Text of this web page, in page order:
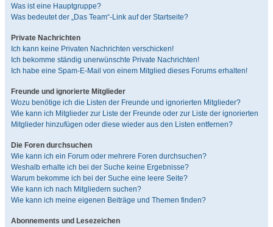
Was ist eine Hauptgruppe?
Was bedeutet der „Das Team“-Link auf der Startseite?
Private Nachrichten
Ich kann keine Privaten Nachrichten verschicken!
Ich bekomme ständig unerwünschte Private Nachrichten!
Ich habe eine Spam-E-Mail von einem Mitglied dieses Forums erhalten!
Freunde und ignorierte Mitglieder
Wozu benötige ich die Listen der Freunde und ignorierten Mitglieder?
Wie kann ich Mitglieder zur Liste der Freunde oder zur Liste der ignorierten
Mitglieder hinzufügen oder diese wieder aus den Listen entfernen?
Die Foren durchsuchen
Wie kann ich ein Forum oder mehrere Foren durchsuchen?
Weshalb erhalte ich bei der Suche keine Ergebnisse?
Warum bekomme ich bei der Suche eine leere Seite?
Wie kann ich nach Mitgliedern suchen?
Wie kann ich meine eigenen Beiträge und Themen finden?
Abonnements und Lesezeichen